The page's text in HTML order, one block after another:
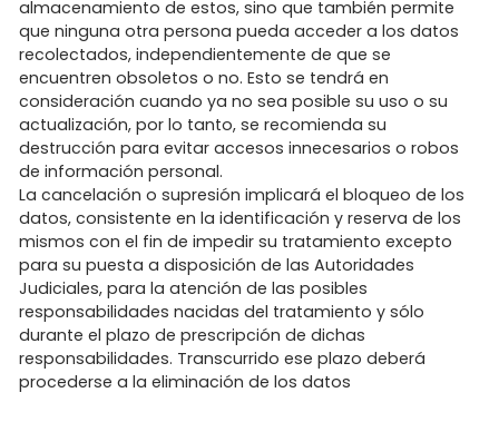
almacenamiento de estos, sino que también permite
que ninguna otra persona pueda acceder a los datos
recolectados, independientemente de que se
encuentren obsoletos o no. Esto se tendrá en
consideración cuando ya no sea posible su uso o su
actualización, por lo tanto, se recomienda su
destrucción para evitar accesos innecesarios o robos
de información personal.
La cancelación o supresión implicará el bloqueo de los
datos, consistente en la identificación y reserva de los
mismos con el fin de impedir su tratamiento excepto
para su puesta a disposición de las Autoridades
Judiciales, para la atención de las posibles
responsabilidades nacidas del tratamiento y sólo
durante el plazo de prescripción de dichas
responsabilidades. Transcurrido ese plazo deberá
procederse a la eliminación de los datos